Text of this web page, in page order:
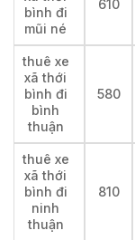
bình đi
mũi né
610
thuê xe
xã thới
bình đi
bình
thuận
580
thuê xe
xã thới
bình đi
ninh
thuận
810